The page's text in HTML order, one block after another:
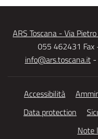
ARS Toscana - Via Pietro
055 462431
info@ars.toscana.it-
Accessibilità
Data protection
Note